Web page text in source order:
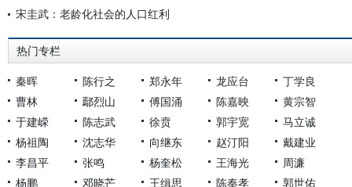
宋圭武：老龄化社会的人口红利
热门专栏
秦晖 陈行之 郑永年 龙应台
丁学良
曹林
鄢烈山 傅国涌 陈嘉映
黄宗智
于建嵘
陈志武 徐贲 郭宇宽
马立诚
杨祖陶
沈志华 向继东 赵汀阳
戴建业
李昌平
张鸣 杨奎松 王海光
周濂
杨鹏
邓晓芒 王缉思 陈奉孝
郭世佑